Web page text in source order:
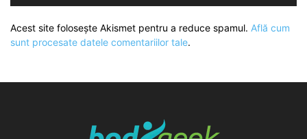
Acest site folosește Akismet pentru a reduce spamul. Află cum
sunt procesate datele comentariilor tale.